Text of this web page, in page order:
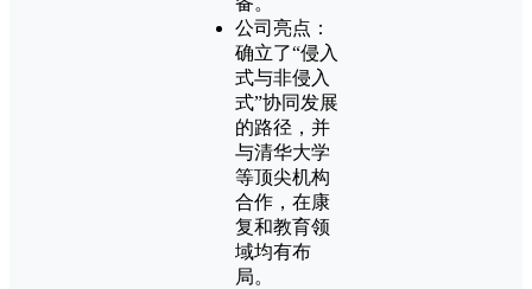
公司亮点：
确立了“侵入
式与非侵入
式”协同发展
的路径，并
与清华大学
等顶尖机构
合作，在康
复和教育领
域均有布
局。